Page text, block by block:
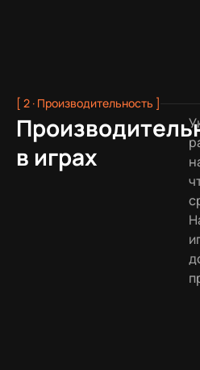
[ 2 · Производительность ]
в играх